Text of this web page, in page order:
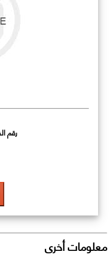
رقم
معلومات أخرى